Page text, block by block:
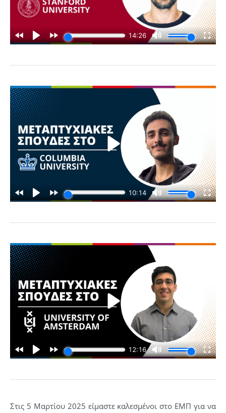
Στις 5 Μαρτίου 2025 είμαστε καλεσμένοι στο ΕΜΠ για να